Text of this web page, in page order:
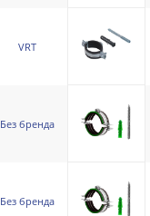
VRT
Без бренда
Без бренда